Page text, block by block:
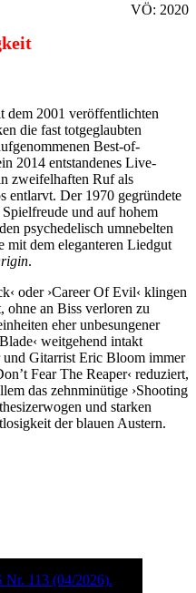
VÖ: 2020
dem 2001 veröffentlichten
die fast totgeglaubten
Best-of-
2014 entstandenes Live-
zweifelhaften Ruf als
entlarvt. Der 1970 gegründete
und auf hohem
psychedelisch umnebelten
mit dem eleganteren Liedgut
.
oder ›Career Of Evil‹ klingen
ohne an Biss verloren zu
eher unbesungener
weitgehend intakt
und Gitarrist Eric Bloom immer
Fear The Reaper‹ reduziert,
das zehnminütige ›Shooting
und starken
der blauen Austern.